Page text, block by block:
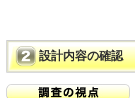
設計内容の確認